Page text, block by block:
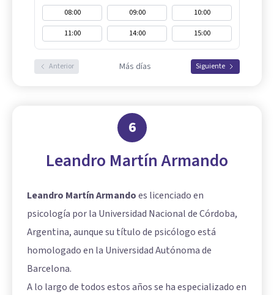
08:00 09:00
10:00
11:00
14:00 15:00
Anterior Más días Siguiente
6
Leandro Martín Armando
Leandro Martín Armandoes licenciado en
psicología por la Universidad Nacional de Córdoba,
Argentina, aunque su título de psicólogo está
homologado en la Universidad Autónoma de
Barcelona.
A lo largo de todos estos años se ha especializado en